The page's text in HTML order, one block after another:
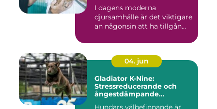
I dagens moderna
djursamhälle är det viktigare
än någonsin att ha tillgån...
04. jun
Gladiator K-Nine:
Stressreducerande och
ångestdämpande
Hundars välbefinnande är